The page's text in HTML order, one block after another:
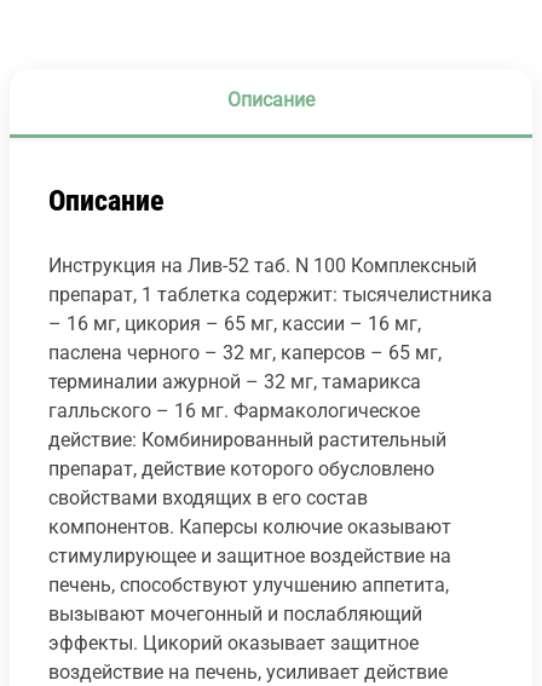
Описание
Описание
Инструкция на Лив-52 таб. N 100 Комплексный
препарат, 1 таблетка содержит: тысячелистника
– 16 мг, цикория – 65 мг, кассии – 16 мг,
паслена черного – 32 мг, каперсов – 65 мг,
терминалии ажурной – 32 мг, тамарикса
галльского – 16 мг. Фармакологическое
действие: Комбинированный растительный
препарат, действие которого обусловлено
свойствами входящих в его состав
компонентов. Каперсы колючие оказывают
стимулирующее и защитное воздействие на
печень, способствуют улучшению аппетита,
вызывают мочегонный и послабляющий
эффекты. Цикорий оказывает защитное
воздействие на печень, усиливает действие